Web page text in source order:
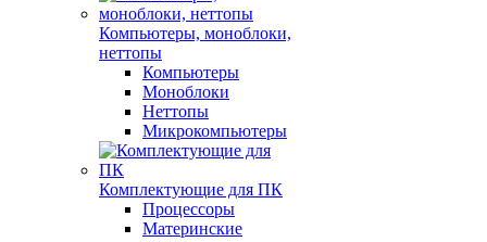
Компьютеры, моноблоки,
неттопы
Компьютеры
Моноблоки
Неттопы
Микрокомпьютеры
Комплектующие для ПК
Процессоры
Материнские